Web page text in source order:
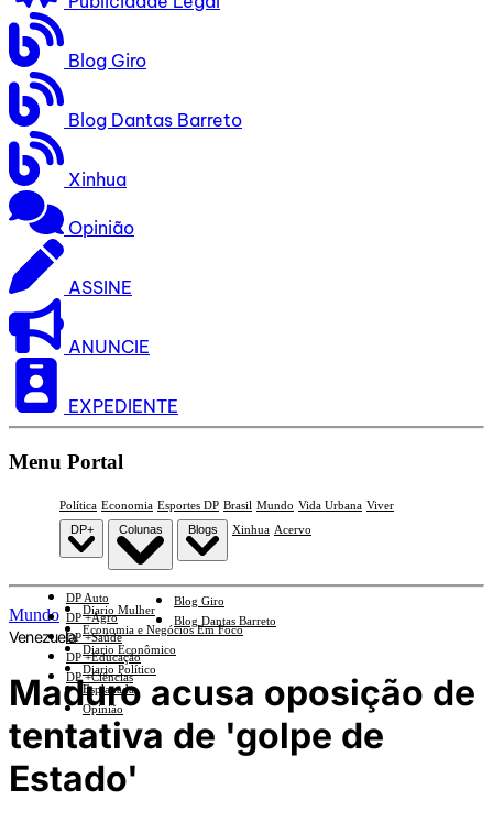
Blog Giro
Blog Dantas Barreto
Xinhua
Opinião
ASSINE
ANUNCIE
EXPEDIENTE
Menu Portal
Política Economia Esportes DP Brasil Mundo Vida Urbana Viver
DP+
DP Auto
DP +Agro
DP +Saúde
DP +Educação
DP +Ciências
Colunas
Diario Mulher
Economia e Negócios Em Foco
Diario Econômico
Diario Político
Esplanada
Opinião
Blogs
Blog Giro
Blog Dantas Barreto
Xinhua Acervo
Mundo
Venezuela
Maduro acusa oposição de
tentativa de 'golpe de
Estado'